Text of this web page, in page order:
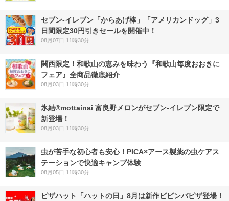
セブン‐イレブン「からあげ棒」「アメリカンドッグ」3
日間限定30円引きセールを開催中！
08月07日 11時30分
関西限定！和歌山の恵みを味わう『和歌山毎度おおきに
フェア』全商品徹底紹介
08月03日 11時30分
氷結®mottainai 富良野メロンがセブン‐イレブン限定で
新登場！
08月03日 11時30分
虫が苦手な初心者も安心！PICA×アース製薬の虫ケアス
テーションで快適キャンプ体験
08月05日 11時30分
ピザハット「ハットの日」8月は新作ビビンバピザ登場！